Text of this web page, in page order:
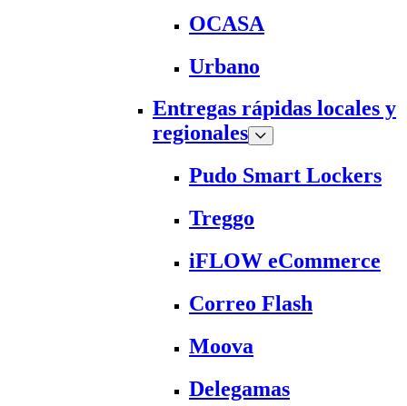
OCASA
Urbano
Entregas rápidas locales y
regionales
Pudo Smart Lockers
Treggo
iFLOW eCommerce
Correo Flash
Moova
Delegamas